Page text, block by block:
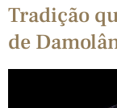
Tradição
de